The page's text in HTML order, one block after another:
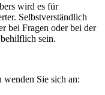
wird es für
Selbstverständlich
bei Fragen oder bei der
sein.
Sie sich an: